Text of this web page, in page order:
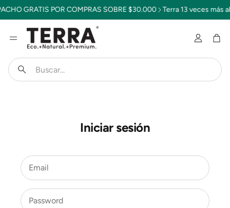
GRATIS POR COMPRAS SOBRE $30.000 Terra 13 veces más
Buscar
Cuenta
Iniciar sesión
Email
Password